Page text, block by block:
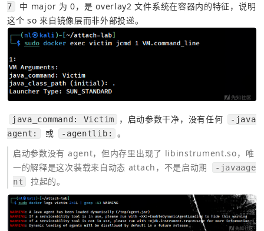
7
中 major 为 0，是 overlay2 文件系统在容器内的特征，说明
这个 so 来自镜像层而非外部投递。
java_command: Victim ，启动参数干净，没有任何
-java
agent:
或 -agentlib:
。
启动参数没有 agent，但内存里出现了 libinstrument.so，唯
一的解释是这次装载来自动态 attach，不是启动期
-javaage
nt
拉起的。